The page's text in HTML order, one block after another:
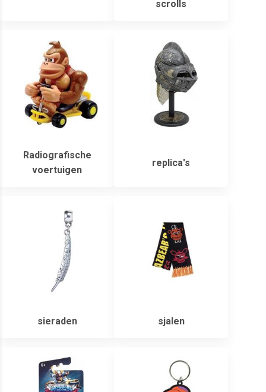
scrolls
Radiografische
voertuigen
replica's
sieraden sjalen